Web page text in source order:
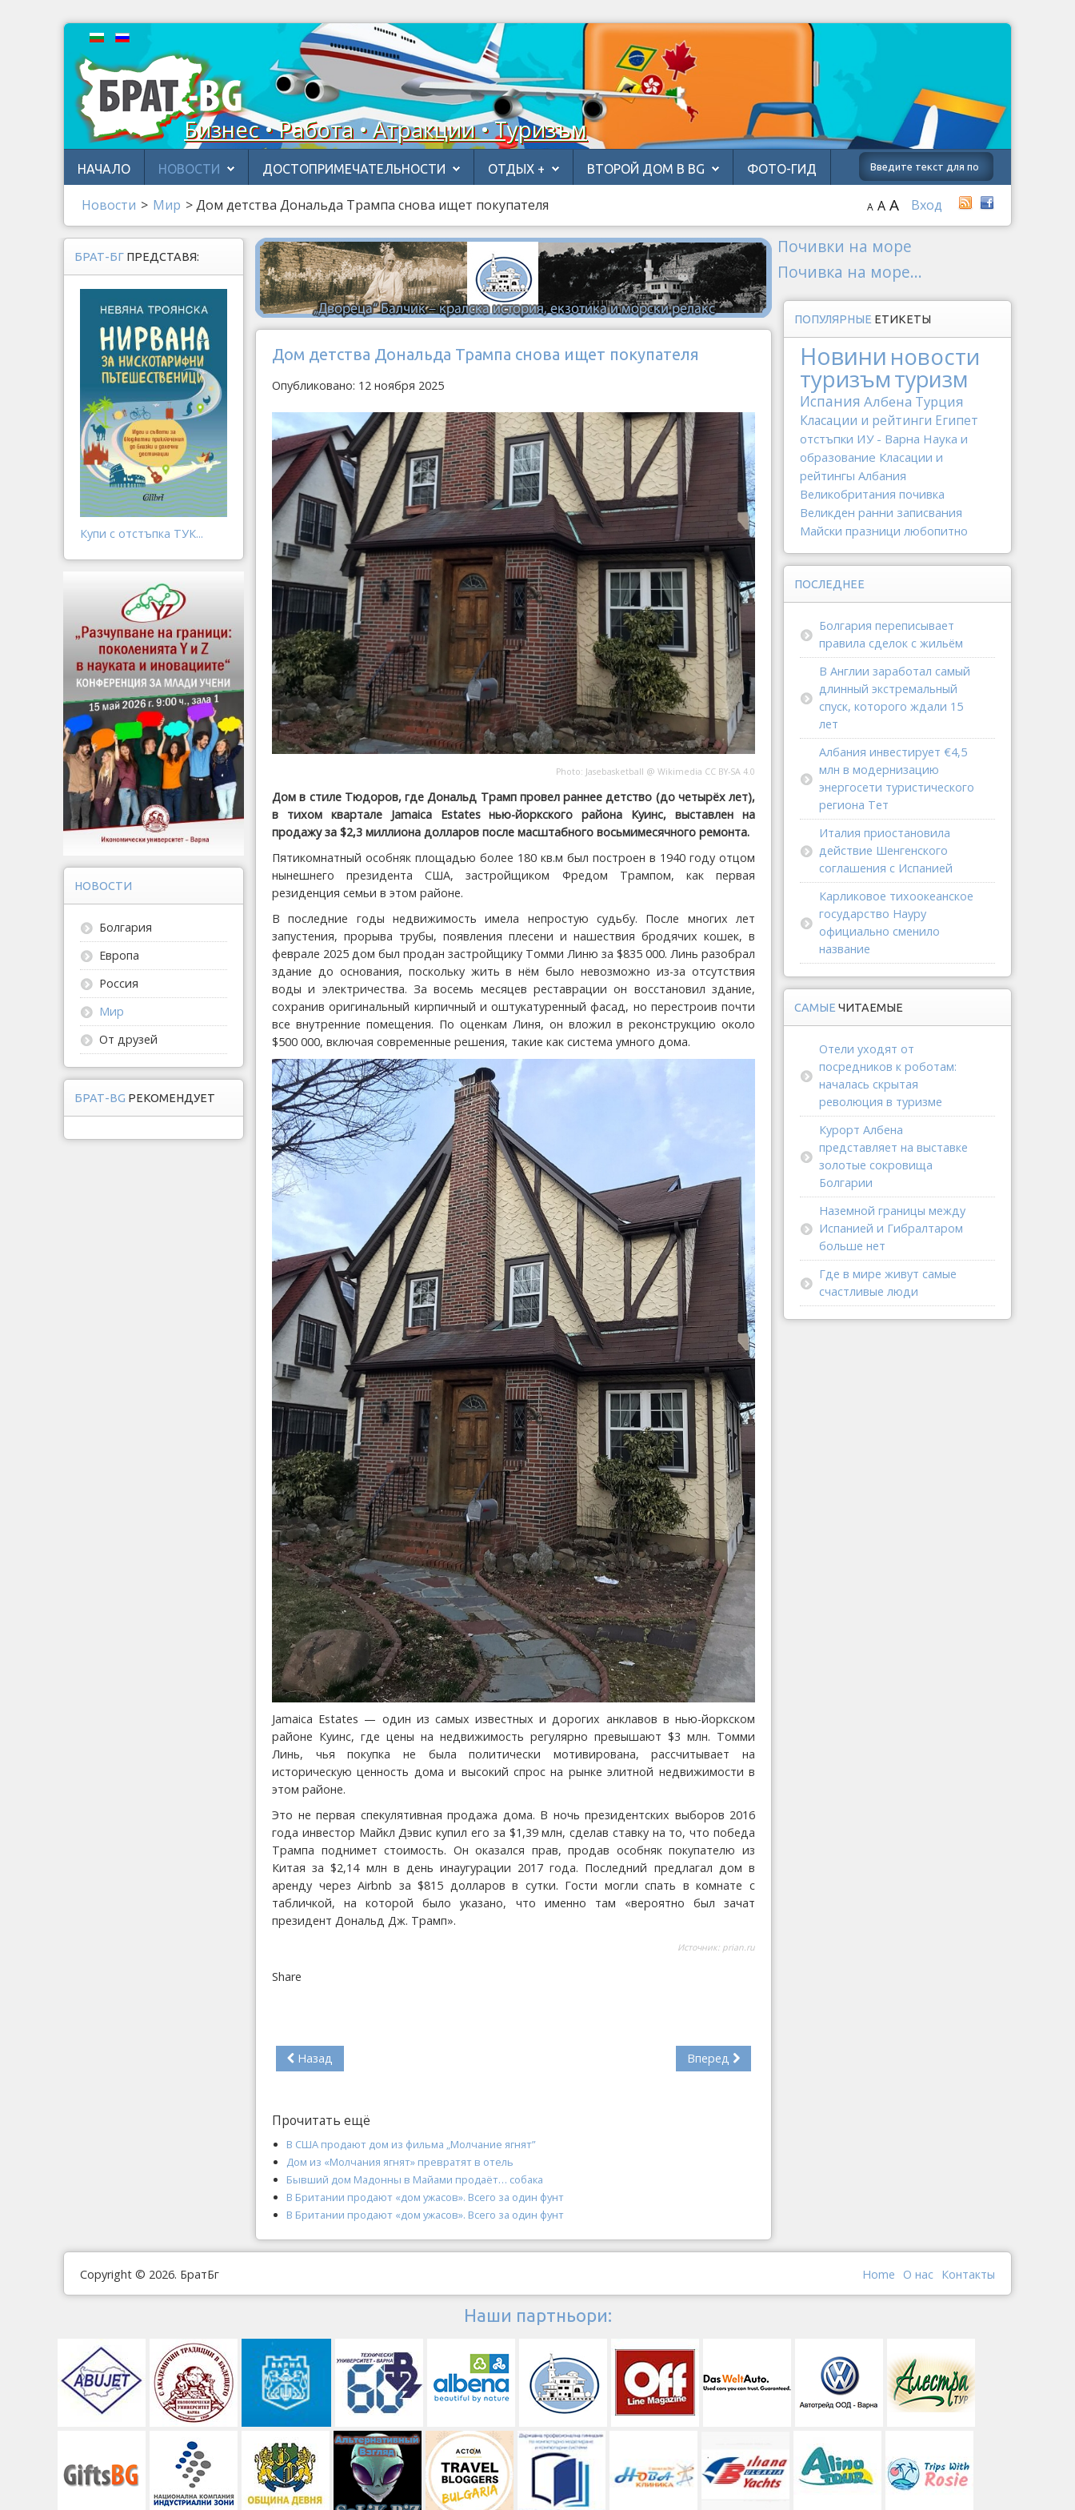
Бизнес • Работа • Атракции • Туризъм
НАЧАЛО НОВОСТИ ДОСТОПРИМЕЧАТЕЛЬНОСТИ ОТДЫХ + ВТОРОЙ ДОМ В BG ФОТО-ГИД
Новости > Мир >Дом детства Дональда Трампа снова ищет покупателя Вход
A A A
Дом детства Дональда Трампа снова ищет покупателя
Опубликовано: 12 ноября 2025
Photo: Jasebasketball @ Wikimedia CC BY-SA 4.0
Дом в стиле Тюдоров, где Дональд Трамп провел раннее детство (до четырёх лет),
в тихом квартале Jamaica Estates нью-йоркского района Куинс, выставлен на
продажу за $2,3 миллиона долларов после масштабного восьмимесячного ремонта.
Пятикомнатный особняк площадью более 180 кв.м был построен в 1940 году отцом
нынешнего президента США, застройщиком Фредом Трампом, как первая
резиденция семьи в этом районе.
В последние годы недвижимость имела непростую судьбу. После многих лет
запустения, прорыва трубы, появления плесени и нашествия бродячих кошек, в
феврале 2025 дом был продан застройщику Томми Линю за $835 000. Линь разобрал
здание до основания, поскольку жить в нём было невозможно из-за отсутствия
воды и электричества. За восемь месяцев реставрации он восстановил здание,
сохранив оригинальный кирпичный и оштукатуренный фасад, но перестроив почти
все внутренние помещения. По оценкам Линя, он вложил в реконструкцию около
$500 000, включая современные решения, такие как система умного дома.
Jamaica Estates — один из самых известных и дорогих анклавов в нью-йоркском
районе Куинс, где цены на недвижимость регулярно превышают $3 млн. Томми
Линь, чья покупка не была политически мотивирована, рассчитывает на
историческую ценность дома и высокий спрос на рынке элитной недвижимости в
этом районе.
Это не первая спекулятивная продажа дома. В ночь президентских выборов 2016
года инвестор Майкл Дэвис купил его за $1,39 млн, сделав ставку на то, что победа
Трампа поднимет стоимость. Он оказался прав, продав особняк покупателю из
Китая за $2,14 млн в день инаугурации 2017 года. Последний предлагал дом в
аренду через Airbnb за $815 долларов в сутки. Гости могли спать в комнате с
табличкой, на которой было указано, что именно там «вероятно был зачат
президент Дональд Дж. Трамп».
Источник: prian.ru
Share
Назад Вперед
Прочитать ещё
В США продают дом из фильма „Молчание ягнят”
Дом из «Молчания ягнят» превратят в отель
Бывший дом Мадонны в Майами продаёт… собака
В Британии продают «дом ужасов». Всего за один фунт
В Британии продают «дом ужасов». Всего за один фунт
БРАТ-БГ ПРЕДСТАВЯ:
Купи с отстъпка ТУК...
НОВОСТИ
Болгария
Европа
Россия
Мир
От друзей
БРАТ-BG РЕКОМЕНДУЕТ
Почивки на море
Почивка на море...
ПОПУЛЯРНЫЕ ЕТИКЕТЫ
Новини новости
туризъмтуризм
Испания Албена Турция
Класации и рейтинги Египет
отстъпки ИУ - Варна Наука и
образование Класации и
рейтингы Албания
Великобритания почивка
Великден ранни записвания
Майски празници любопитно
ПОСЛЕДНЕЕ
Болгария переписывает
правила сделок с жильём
В Англии заработал самый
длинный экстремальный
спуск, которого ждали 15
лет
Албания инвестирует €4,5
млн в модернизацию
энергосети туристического
региона Тет
Италия приостановила
действие Шенгенского
соглашения с Испанией
Карликовое тихоокеанское
государство Науру
официально сменило
название
САМЫЕ ЧИТАЕМЫЕ
Отели уходят от
посредников к роботам:
началась скрытая
революция в туризме
Курорт Албена
представляет на выставке
золотые сокровища
Болгарии
Наземной границы между
Испанией и Гибралтаром
больше нет
Где в мире живут самые
счастливые люди
Copyright © 2026. БратБг Контакты
О наc
Home
Наши партньори: